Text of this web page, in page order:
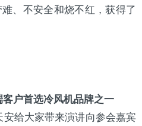
、不安全和烧不红，获得了
户首选冷风机品牌之一
给大家带来演讲向参会嘉宾